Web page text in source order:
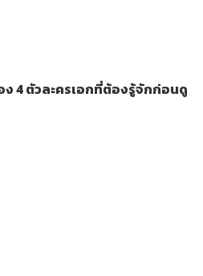
4 ตัวละครเอกที่ต้องรู้จักก่อนดู